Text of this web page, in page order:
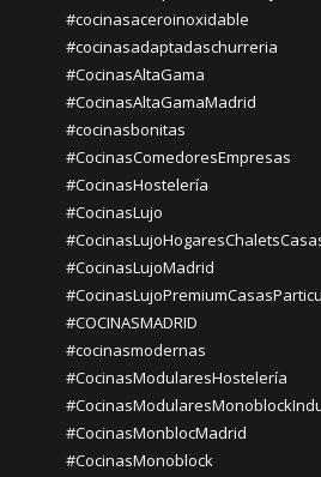
#cocinasaceroinoxidable
#cocinasadaptadaschurreria
#CocinasAltaGama
#CocinasAltaGamaMadrid
#cocinasbonitas
#CocinasComedoresEmpresas
#CocinasHostelería
#CocinasLujo
#CocinasLujoMadrid
#COCINASMADRID
#cocinasmodernas
#CocinasModularesHostelería
#CocinasMonblocMadrid
#CocinasMonoblock